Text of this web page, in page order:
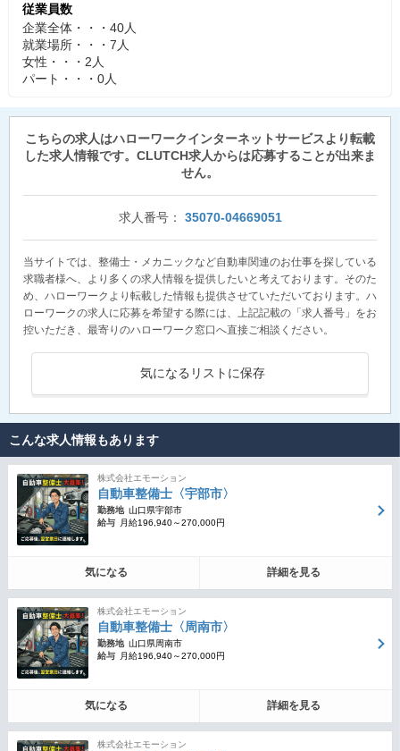
従業員数
企業全体・・・40人
就業場所・・・7人
女性・・・2人
パート・・・0人
こちらの求人はハローワークインターネットサービスより転載
した求人情報です。CLUTCH求人からは応募することが出来ま
せん。
求人番号： 35070-04669051
当サイトでは、整備士・メカニックなど自動車関連のお仕事を探している
求職者様へ、より多くの求人情報を提供したいと考えております。そのた
め、ハローワークより転載した情報も提供させていただいております。ハ
ローワークの求人に応募を希望する際には、上記記載の「求人番号」をお
控いただき、最寄りのハローワーク窓口へ直接ご相談ください。
気になるリストに保存
こんな求人情報もあります
株式会社エモーション
自動車整備士〈宇部市〉
勤務地 山口県宇部市
給与
月給196,940～270,000円
気になる 詳細を見る
株式会社エモーション
自動車整備士〈周南市〉
勤務地 山口県周南市
給与
月給196,940～270,000円
気になる 詳細を見る
株式会社エモーション